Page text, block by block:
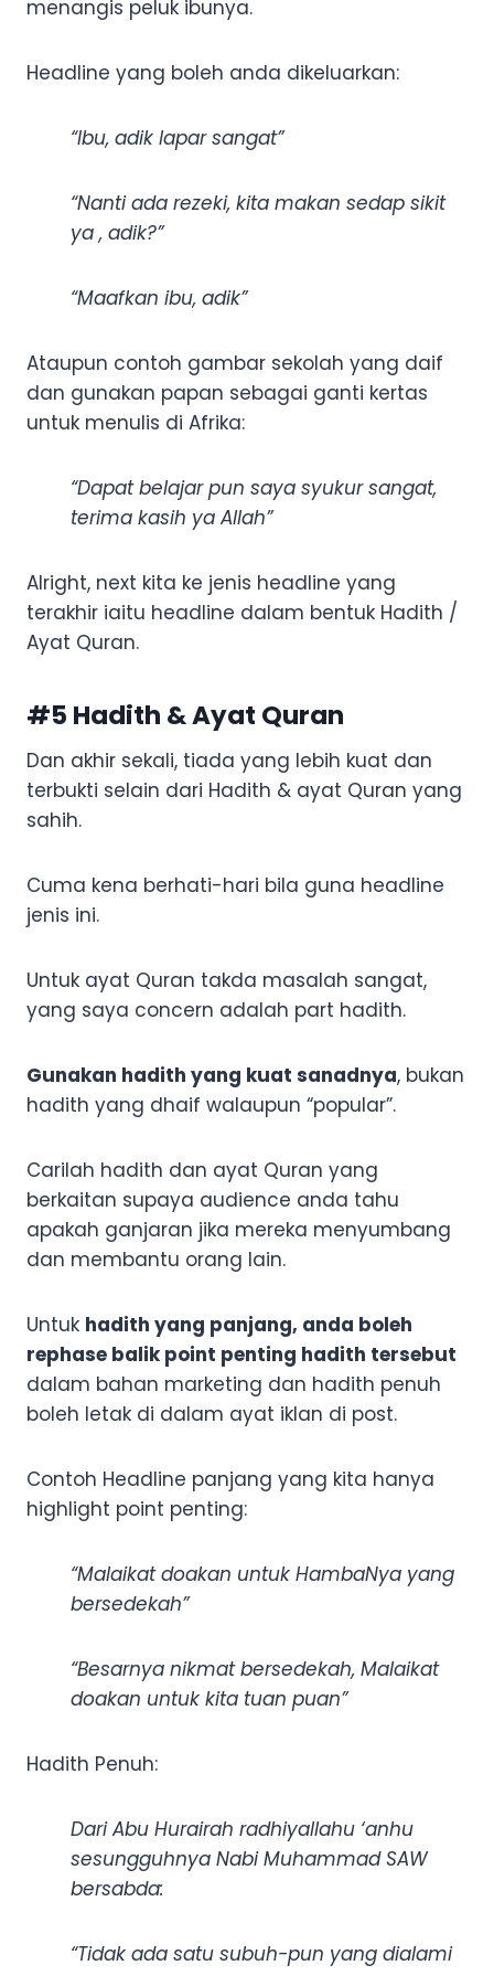
menangis peluk ibunya.
Headline yang boleh anda dikeluarkan:
“Ibu, adik lapar sangat”
“Nanti ada rezeki, kita makan sedap sikit
ya , adik?”
“Maafkan ibu, adik”
Ataupun contoh gambar sekolah yang daif
dan gunakan papan sebagai ganti kertas
untuk menulis di Afrika:
“Dapat belajar pun saya syukur sangat,
terima kasih ya Allah”
Alright, next kita ke jenis headline yang
terakhir iaitu headline dalam bentuk Hadith /
Ayat Quran.
#5 Hadith & Ayat Quran
Dan akhir sekali, tiada yang lebih kuat dan
terbukti selain dari Hadith & ayat Quran yang
sahih.
Cuma kena berhati-hari bila guna headline
jenis ini.
Untuk ayat Quran takda masalah sangat,
yang saya concern adalah part hadith.
Gunakan hadith yang kuat sanadnya, bukan
hadith yang dhaif walaupun “popular”.
Carilah hadith dan ayat Quran yang
berkaitan supaya audience anda tahu
apakah ganjaran jika mereka menyumbang
dan membantu orang lain.
Untuk hadith yang panjang, anda boleh
rephase balik point penting hadith tersebut
dalam bahan marketing dan hadith penuh
boleh letak di dalam ayat iklan di post.
Contoh Headline panjang yang kita hanya
highlight point penting:
“Malaikat doakan untuk HambaNya yang
bersedekah”
“Besarnya nikmat bersedekah, Malaikat
doakan untuk kita tuan puan”
Hadith Penuh:
Dari Abu Hurairah radhiyallahu ‘anhu
sesungguhnya Nabi Muhammad SAW
bersabda:
“Tidak ada satu subuh-pun yang dialami